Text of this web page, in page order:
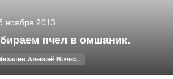
ноября 2013
пчел в омшаник.
Алексей Вячес...